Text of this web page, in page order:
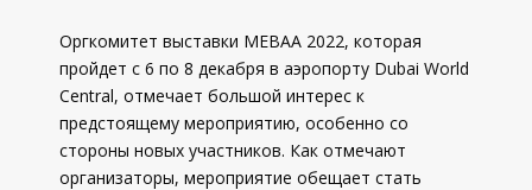
Оргкомитет выставки МЕВАА 2022, которая
пройдет с 6 по 8 декабря в аэропорту Dubai World
Central, отмечает большой интерес к
предстоящему мероприятию, особенно со
стороны новых участников. Как отмечают
организаторы, мероприятие обещает стать